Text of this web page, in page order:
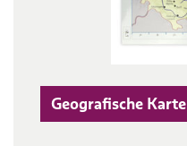
Geografische Karte